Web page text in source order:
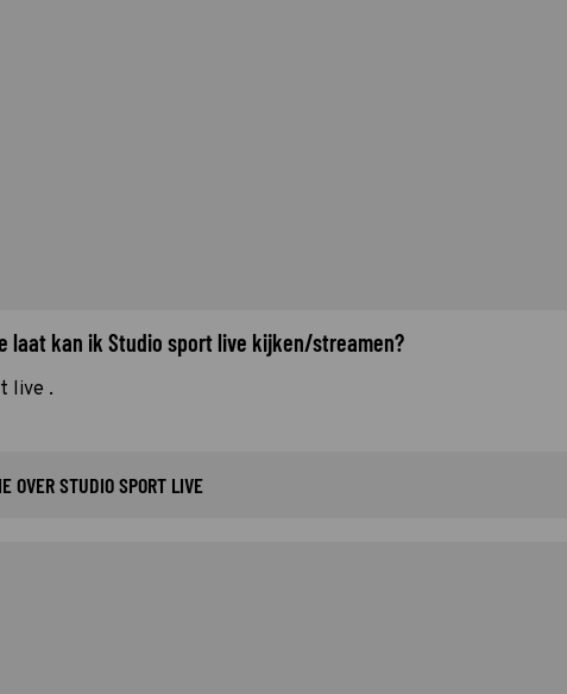
laat kan ik Studio sport live kijken/streamen?
live .
OVER STUDIO SPORT LIVE